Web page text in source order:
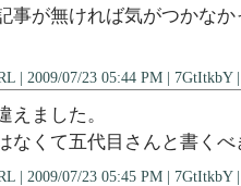
事が無ければ気がつかな
| 2009/07/23 05:44 PM | 7GtItkbY |
えました。
なくて五代目さんと書くべ
| 2009/07/23 05:45 PM | 7GtItkbY |